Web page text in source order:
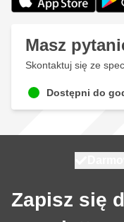
Masz
Skontaktuj się ze
Dostępni do
Zapisz się